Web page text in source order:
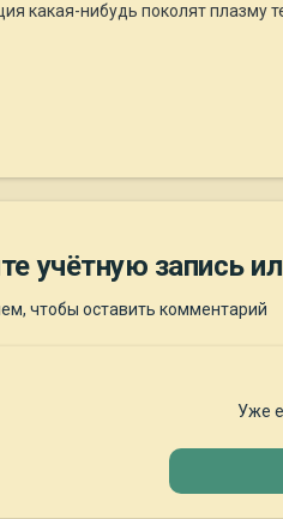
какая-нибудь поколят плазму
учётную запись
чтобы оставить комментарий
Уже